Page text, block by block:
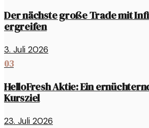
Der nächste große Trade mit
ergreifen
3. Juli 2026
03
HelloFresh Aktie: Ein
Kursziel
23. Juli 2026